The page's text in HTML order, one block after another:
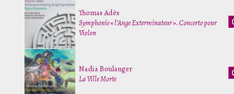
Thomas Adès
Symphonie « l’Ange Exterminateur ». Concerto pour
Violon
Nadia Boulanger
La Ville Morte